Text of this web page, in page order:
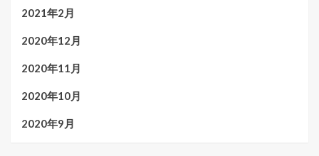
2021年2月
2020年12月
2020年11月
2020年10月
2020年9月